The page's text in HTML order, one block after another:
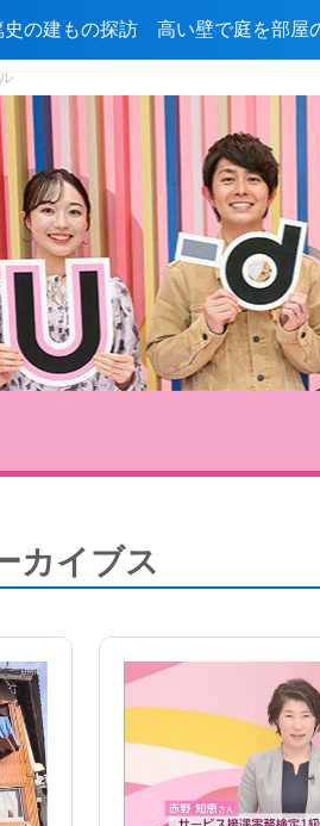
の建もの探訪 高い壁で庭を部屋
カイブス